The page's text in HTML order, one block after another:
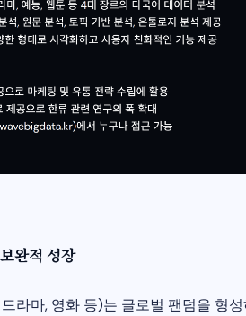
완적 성장
라마, 영화 등)는 글로벌 팬덤을 형